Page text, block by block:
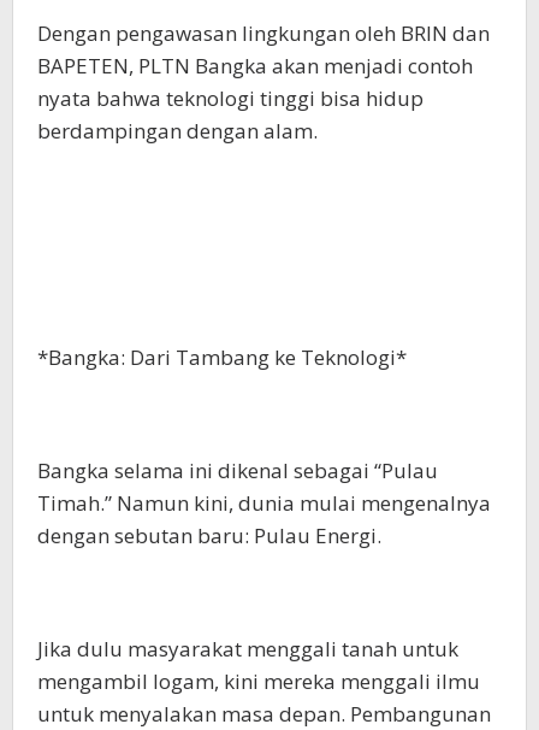
Dengan pengawasan lingkungan oleh BRIN dan
BAPETEN, PLTN Bangka akan menjadi contoh
nyata bahwa teknologi tinggi bisa hidup
berdampingan dengan alam.
*Bangka: Dari Tambang ke Teknologi*
Bangka selama ini dikenal sebagai “Pulau
Timah.” Namun kini, dunia mulai mengenalnya
dengan sebutan baru: Pulau Energi.
Jika dulu masyarakat menggali tanah untuk
mengambil logam, kini mereka menggali ilmu
untuk menyalakan masa depan. Pembangunan